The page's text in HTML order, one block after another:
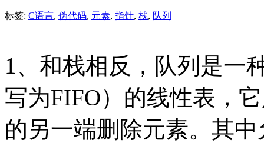
标签: C语言, 伪代码, 元素, 指针, 栈, 队列
1、和栈相反，队列是一
写为FIFO）的线性表，
的另一端删除元素。其